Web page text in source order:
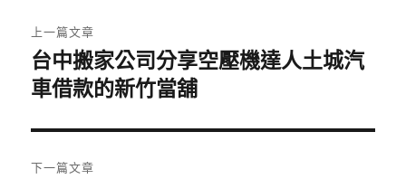
章
導
覽
上一篇文章
上
一
文
章:
台中搬家公司分享空壓機達人土城汽
車借款的新竹當舖
下一篇文章